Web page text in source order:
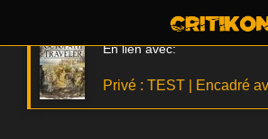
En lien avec:
Privé : TEST | Encadré